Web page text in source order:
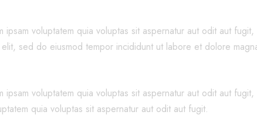
ipsam voluptatem quia voluptas sit aspernatur aut odit aut
sed do eiusmod tempor incididunt ut labore et dolore
voluptatem quia voluptas sit aspernatur aut odit aut fugit,
quia voluptas sit aspernatur aut odit aut fugit.